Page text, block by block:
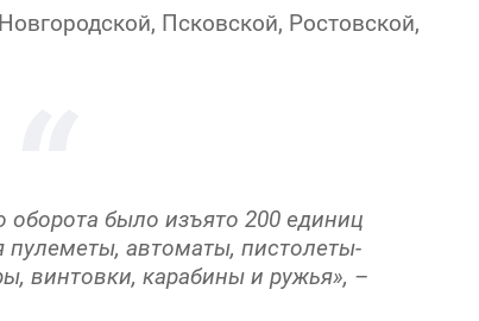
Псковской, Ростовской,
оборота было изъято 200 единиц
пулеметы, автоматы, пистолеты-
винтовки, карабины и ружья», –